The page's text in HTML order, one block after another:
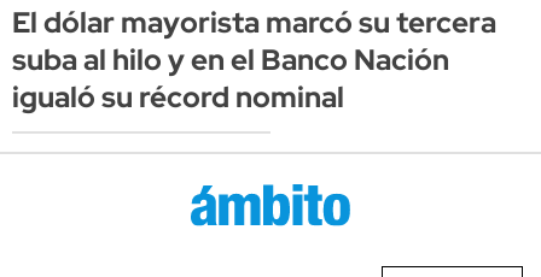
El dólar mayorista marcó su tercera
suba al hilo y en el Banco Nación
igualó su récord nominal